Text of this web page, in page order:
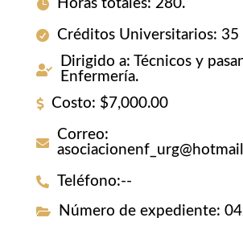
Horas totales: 280.
Créditos Universitarios: 35
Dirigido a: Técnicos y
Enfermería.
Costo: $7,000.00
Correo:
Teléfono:--
Número de expediente: